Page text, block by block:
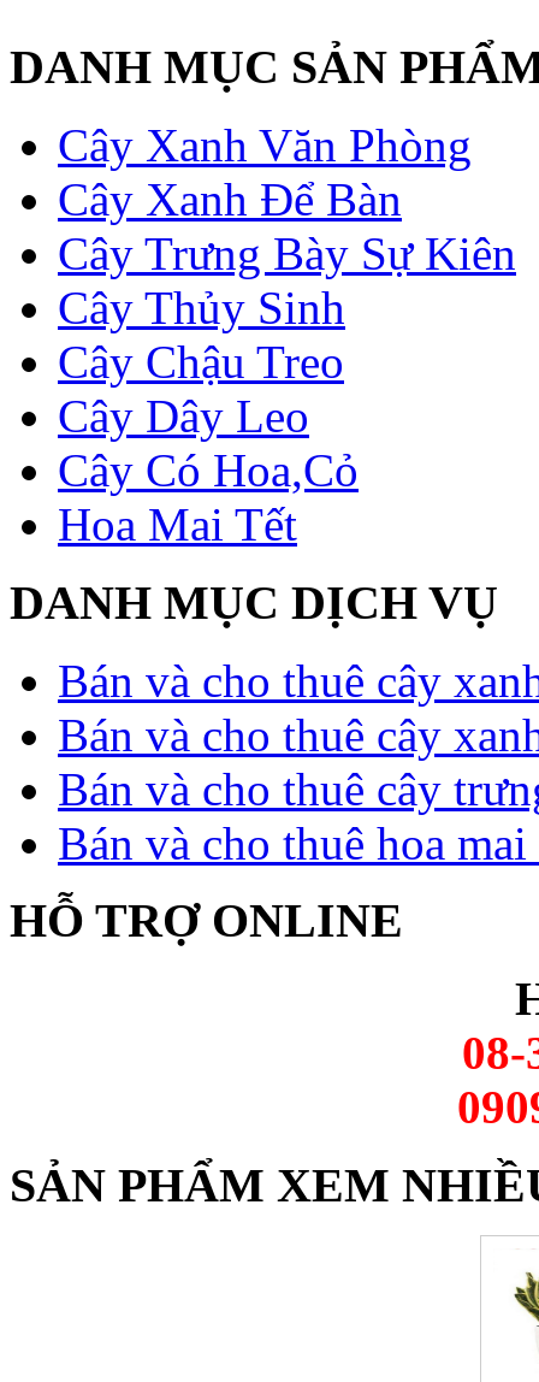
DANH MỤC SẢN
Cây Xanh Văn Phòng
Cây Xanh Để Bàn
Cây Trưng Bày Sự Kiên
Cây Thủy Sinh
Cây Chậu Treo
Cây Dây Leo
Cây Có Hoa,Cỏ
Hoa Mai Tết
DANH MỤC DỊCH VỤ
Bán và cho thuê cây
Bán và cho thuê cây
Bán và cho thuê cây
Bán và cho thuê hoa mai
HỖ TRỢ ONLINE
08-
SẢN PHẨM XEM